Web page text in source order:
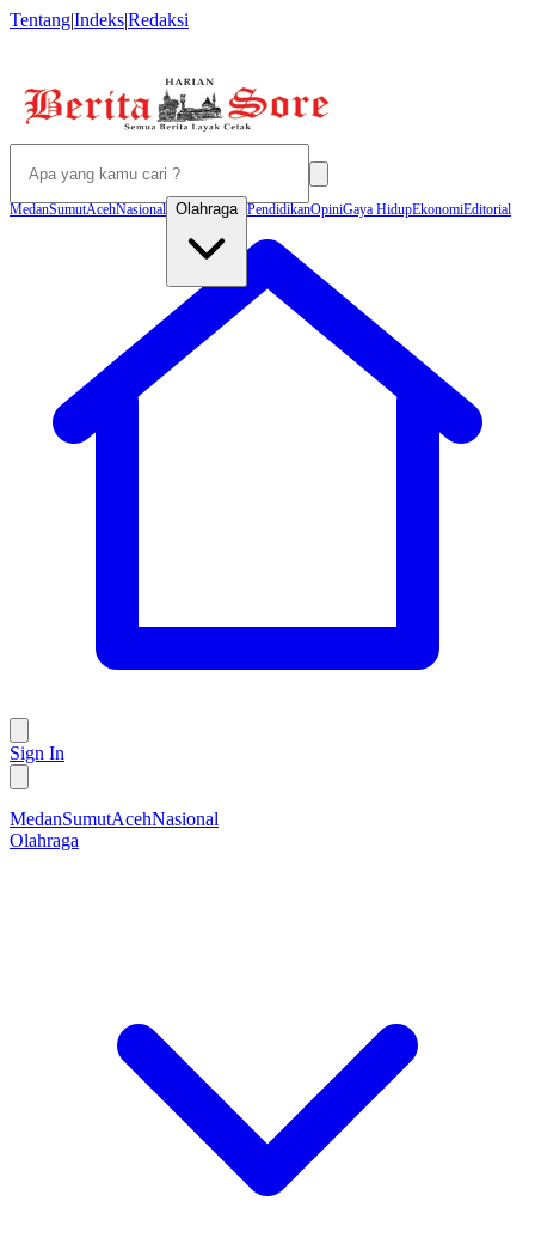
Tentang|Indeks|Redaksi
MedanSumutAcehNasional Olahraga PendidikanOpiniGaya HidupEkonomiEditorial
Sign In
MedanSumutAcehNasional
Olahraga